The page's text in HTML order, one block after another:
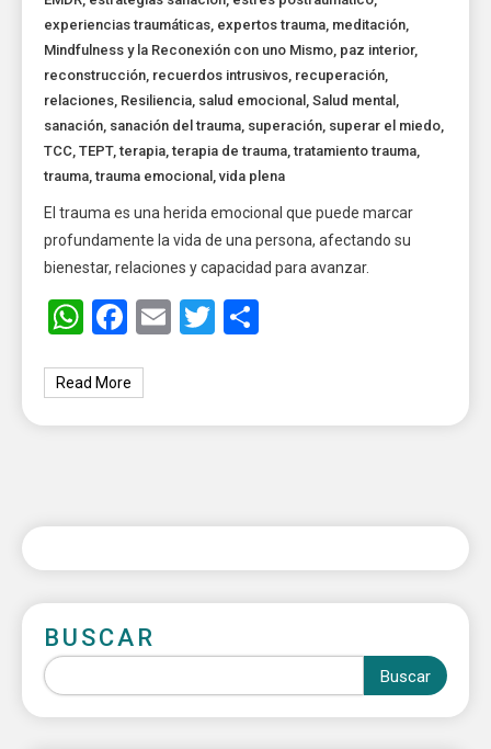
experiencias traumáticas expertos trauma meditación
Mindfulness y la Reconexión con uno Mismo paz interior,
reconstrucción recuerdos intrusivos recuperación
relaciones Resiliencia salud emocional ,Salud mental
sanación sanación del trauma superación superar el miedo
TCC ,TEPT,terapia ,terapia de trauma ,tratamiento trauma
trauma ,trauma emocional ,vida plena
El trauma es una herida emocional que puede marcar
profundamente la vida de una persona, afectando su
bienestar, relaciones y capacidad para avanzar.
WhatsApp
Facebook
EmailTwitter
Read More
BUSCAR
Buscar